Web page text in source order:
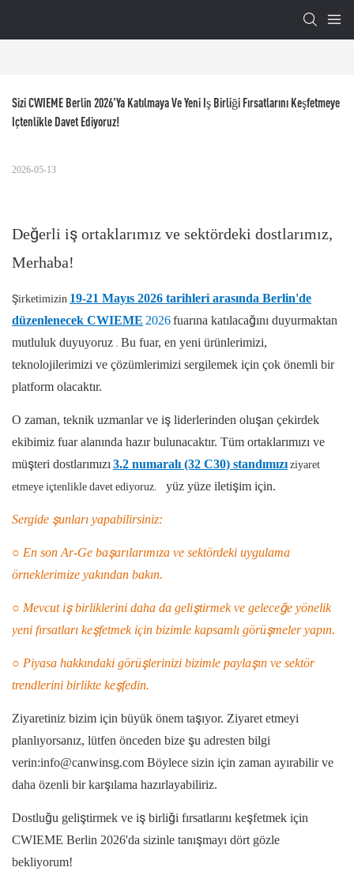
Sizi CWIEME Berlin 2026'ya Katılmaya Ve Yeni Iş Birliği Fırsatlarını Keşfetmeye
Içtenlikle Davet Ediyoruz!
2026-05-13
Değerli iş ortaklarımız ve sektördeki dostlarımız,
Merhaba!
Şirketimizin 19-21 Mayıs 2026 tarihleri ​​arasında Berlin'de
düzenlenecek CWIEME 2026fuarına katılacağını duyurmaktan
mutluluk duyuyoruz . Bu fuar, en yeni ürünlerimizi,
teknolojilerimizi ve çözümlerimizi sergilemek için çok önemli bir
platform olacaktır.
O zaman, teknik uzmanlar ve iş liderlerinden oluşan çekirdek
ekibimiz fuar alanında hazır bulunacaktır. Tüm ortaklarımızı ve
müşteri dostlarımızı3.2 numaralı (32 C30) standımızıziyaret
etmeye içtenlikle davet ediyoruz.
yüz yüze iletişim için.
Sergide şunları yapabilirsiniz:
○ En son Ar-Ge başarılarımıza ve sektördeki uygulama
örneklerimize yakından bakın.
○ Mevcut iş birliklerini daha da geliştirmek ve geleceğe yönelik
yeni fırsatları keşfetmek için bizimle kapsamlı görüşmeler yapın.
○ Piyasa hakkındaki görüşlerinizi bizimle paylaşın ve sektör
trendlerini birlikte keşfedin.
Ziyaretiniz bizim için büyük önem taşıyor. Ziyaret etmeyi
planlıyorsanız, lütfen önceden bize şu adresten bilgi
verin:info@canwinsg.com Böylece sizin için zaman ayırabilir ve
daha özenli bir karşılama hazırlayabiliriz.
Dostluğu geliştirmek ve iş birliği fırsatlarını keşfetmek için
CWIEME Berlin 2026'da sizinle tanışmayı dört gözle
bekliyorum!